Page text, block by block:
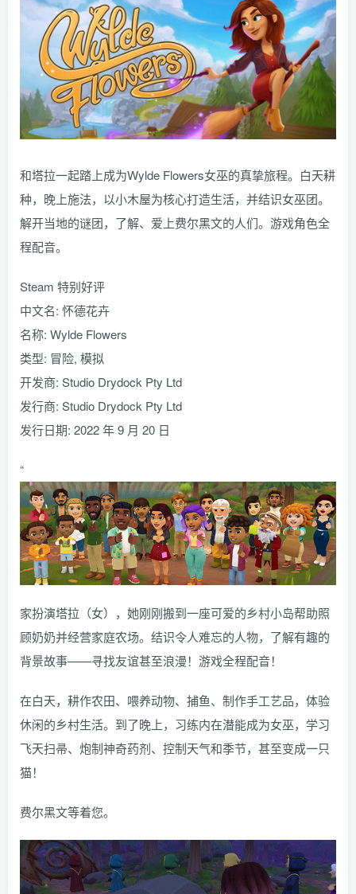
和塔拉一起踏上成为Wylde Flowers女巫的真挚旅程。白天耕
种，晚上施法，以小木屋为核心打造生活，并结识女巫团。
解开当地的谜团，了解、爱上费尔黑文的人们。游戏角色全
程配音。
Steam 特别好评
中文名: 怀德花卉
名称: Wylde Flowers
类型: 冒险, 模拟
开发商: Studio Drydock Pty Ltd
发行商: Studio Drydock Pty Ltd
发行日期: 2022 年 9 月 20 日
“
家扮演塔拉（女），她刚刚搬到一座可爱的乡村小岛帮助照
顾奶奶并经营家庭农场。结识令人难忘的人物，了解有趣的
背景故事——寻找友谊甚至浪漫！游戏全程配音！
在白天，耕作农田、喂养动物、捕鱼、制作手工艺品，体验
休闲的乡村生活。到了晚上，习练内在潜能成为女巫，学习
飞天扫帚、炮制神奇药剂、控制天气和季节，甚至变成一只
猫！
费尔黑文等着您。